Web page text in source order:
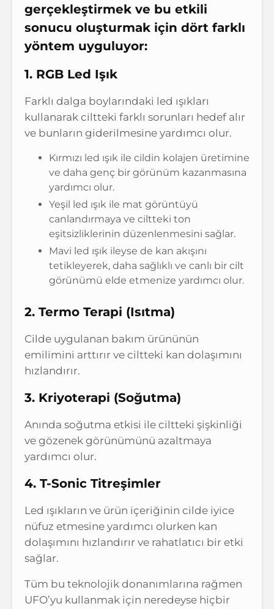
gerçekleştirmek ve bu etkili
sonucu oluşturmak için dört farklı
yöntem uyguluyor:
1. RGB Led Işık
Farklı dalga boylarındaki led ışıkları
kullanarak ciltteki farklı sorunları hedef alır
ve bunların giderilmesine yardımcı olur.
Kırmızı led ışık ile cildin kolajen üretimine
ve daha genç bir görünüm kazanmasına
yardımcı olur.
Yeşil led ışık ile mat görüntüyü
canlandırmaya ve ciltteki ton
eşitsizliklerinin düzenlenmesini sağlar.
Mavi led ışık ileyse de kan akışını
tetikleyerek, daha sağlıklı ve canlı bir cilt
görünümü elde etmenize yardımcı olur.
2. Termo Terapi (Isıtma)
Cilde uygulanan bakım ürününün
emilimini arttırır ve ciltteki kan dolaşımını
hızlandırır.
3. Kriyoterapi (Soğutma)
Anında soğutma etkisi ile ciltteki şişkinliği
ve gözenek görünümünü azaltmaya
yardımcı olur.
4. T-Sonic Titreşimler
Led ışıkların ve ürün içeriğinin cilde iyice
nüfuz etmesine yardımcı olurken kan
dolaşımını hızlandırır ve rahatlatıcı bir etki
sağlar.
Tüm bu teknolojik donanımlarına rağmen
UFO’yu kullanmak için neredeyse hiçbir